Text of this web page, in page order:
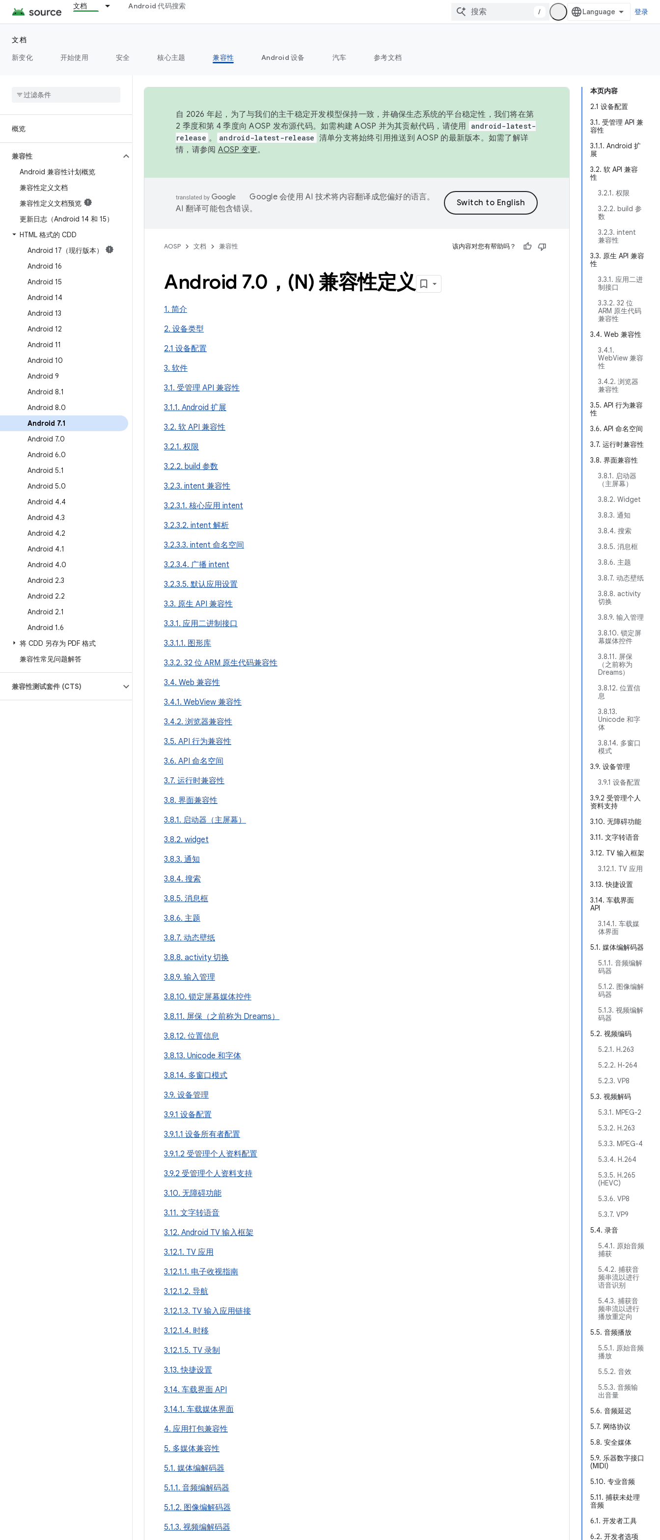
文档 Android 代码搜索
/ 登录
文档
新变化
开始使用 安全 核心主题 兼容性 Android 设备 汽车 参考文档
概览
兼容性
Android 兼容性计划概览
兼容性定义文档
兼容性定义文档预览
更新日志（Android 14 和 15）
HTML 格式的 CDD
Android 17（现行版本）
Android 16
Android 15
Android 14
Android 13
Android 12
Android 11
Android 10
Android 9
Android 8.1
Android 8.0
Android 7.1
Android 7.0
Android 6.0
Android 5.1
Android 5.0
Android 4.4
Android 4.3
Android 4.2
Android 4.1
Android 4.0
Android 2.3
Android 2.2
Android 2.1
Android 1.6
将 CDD 另存为 PDF 格式
兼容性常见问题解答
兼容性测试套件 (CTS)
本页内容
2.1 设备配置
3.1. 受管理 API 兼
容性
3.1.1. Android 扩
展
3.2. 软 API 兼容
性
3.2.1. 权限
3.2.2. build 参
数
3.2.3. intent
兼容性
3.3. 原生 API 兼容
性
3.3.1. 应用二进
制接口
3.3.2. 32 位
ARM 原生代码
兼容性
3.4. Web 兼容性
3.4.1.
WebView 兼容
性
3.4.2. 浏览器
兼容性
3.5. API 行为兼容
性
3.6. API 命名空间
3.7. 运行时兼容性
3.8. 界面兼容性
3.8.1. 启动器
（主屏幕）
3.8.2. Widget
3.8.3. 通知
3.8.4. 搜索
3.8.5. 消息框
3.8.6. 主题
3.8.7. 动态壁纸
3.8.8. activity
切换
3.8.9. 输入管理
3.8.10. 锁定屏
幕媒体控件
3.8.11. 屏保
（之前称为
Dreams）
3.8.12. 位置信
息
3.8.13.
Unicode 和字
体
3.8.14. 多窗口
模式
3.9. 设备管理
3.9.1 设备配置
3.9.2 受管理个人
资料支持
3.10. 无障碍功能
3.11. 文字转语音
3.12. TV 输入框架
3.12.1. TV 应用
3.13. 快捷设置
3.14. 车载界面
API
3.14.1. 车载媒
体界面
5.1. 媒体编解码器
5.1.1. 音频编解
码器
5.1.2. 图像编解
码器
5.1.3. 视频编解
码器
5.2. 视频编码
5.2.1. H.263
5.2.2. H-264
5.2.3. VP8
5.3. 视频解码
5.3.1. MPEG-2
5.3.2. H.263
5.3.3. MPEG-4
5.3.4. H.264
5.3.5. H.265
(HEVC)
5.3.6. VP8
5.3.7. VP9
5.4. 录音
5.4.1. 原始音频
捕获
5.4.2. 捕获音
频串流以进行
语音识别
5.4.3. 捕获音
频串流以进行
播放重定向
5.5. 音频播放
5.5.1. 原始音频
播放
5.5.2. 音效
5.5.3. 音频输
出音量
5.6. 音频延迟
5.7. 网络协议
5.8. 安全媒体
5.9. 乐器数字接口
(MIDI)
5.10. 专业音频
5.11. 捕获未处理
音频
6.1. 开发者工具
6.2. 开发者选项
自 2026 年起，为了与我们的主干稳定开发模型保持一致，并确保生态系统的平台稳定性，我们将在第
2 季度和第 4 季度向 AOSP 发布源代码。如需构建 AOSP 并为其贡献代码，请使用
android-latest-
release 。 android-latest-release 清单分支将始终引用推送到 AOSP 的最新版本。如需了解详
情，请参阅 AOSP 变更。
Google 会使用 AI 技术将内容翻译成您偏好的语言。
AI 翻译可能包含错误。
AOSP 文档 兼容性 该内容对您有帮助吗？
Android 7.0，(N) 兼容性定义
1. 简介
2. 设备类型
2.1 设备配置
3. 软件
3.1. 受管理 API 兼容性
3.1.1. Android 扩展
3.2. 软 API 兼容性
3.2.1. 权限
3.2.2. build 参数
3.2.3. intent 兼容性
3.2.3.1. 核心应用 intent
3.2.3.2. intent 解析
3.2.3.3. intent 命名空间
3.2.3.4. 广播 intent
3.2.3.5. 默认应用设置
3.3. 原生 API 兼容性
3.3.1. 应用二进制接口
3.3.1.1. 图形库
3.3.2. 32 位 ARM 原生代码兼容性
3.4. Web 兼容性
3.4.1. WebView 兼容性
3.4.2. 浏览器兼容性
3.5. API 行为兼容性
3.6. API 命名空间
3.7. 运行时兼容性
3.8. 界面兼容性
3.8.1. 启动器（主屏幕）
3.8.2. widget
3.8.3. 通知
3.8.4. 搜索
3.8.5. 消息框
3.8.6. 主题
3.8.7. 动态壁纸
3.8.8. activity 切换
3.8.9. 输入管理
3.8.10. 锁定屏幕媒体控件
3.8.11. 屏保（之前称为 Dreams）
3.8.12. 位置信息
3.8.13. Unicode 和字体
3.8.14. 多窗口模式
3.9. 设备管理
3.9.1 设备配置
3.9.1.1 设备所有者配置
3.9.1.2 受管理个人资料配置
3.9.2 受管理个人资料支持
3.10. 无障碍功能
3.11. 文字转语音
3.12. Android TV 输入框架
3.12.1. TV 应用
3.12.1.1. 电子收视指南
3.12.1.2. 导航
3.12.1.3. TV 输入应用链接
3.12.1.4. 时移
3.12.1.5. TV 录制
3.13. 快捷设置
3.14. 车载界面 API
3.14.1. 车载媒体界面
4. 应用打包兼容性
5. 多媒体兼容性
5.1. 媒体编解码器
5.1.1. 音频编解码器
5.1.2. 图像编解码器
5.1.3. 视频编解码器